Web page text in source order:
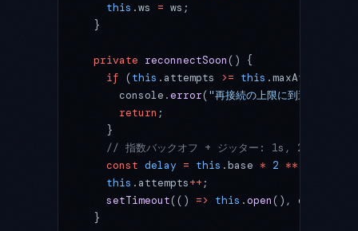
    this
.ws = ws;
  }
  private
reconnectSoon() {
    if
(this .attempts >= this .maxAttempts)
      console.
error("再接続の上限に到達。利用者
      return
;
    }
// 指数バックオフ + ジッター: 1s, 2s, 4s,
    const
delay = this .base * 2 **
    this
.attempts++ ;
    setTimeout
(() => this .open(), delay);
  }